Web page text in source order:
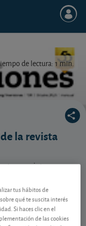
de lectura: 1 min.
la revista
revista
en la sección de
tus hábitos de
qué te suscita interés
Si haces clic en el
de las cookies